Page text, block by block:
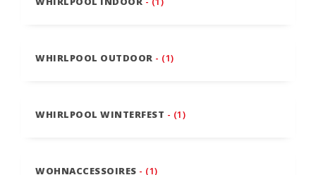
WHIRLPOOL OUTDOOR - (1)
WHIRLPOOL WINTERFEST - (1)
WOHNACCESSOIRES - (1)